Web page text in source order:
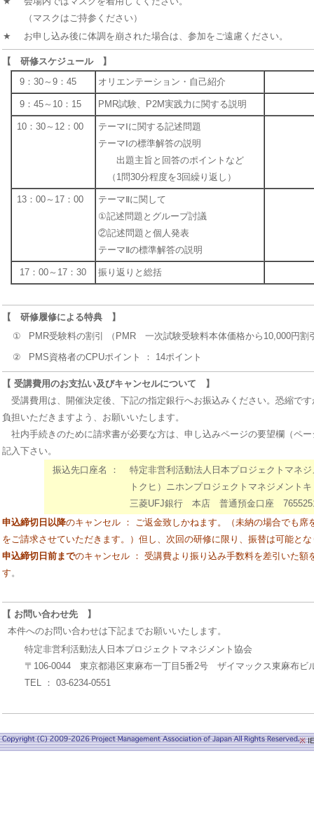
（マスクはご持参ください）
★
お申し込み後に体調を崩された場合は、参加をご遠慮ください。
【 研修スケジュール 】
9：30～9：45
オリエンテーション・自己紹介
9：45～10：15 PMR試験、P2M実践力に関する説明
10：30～12：00
テーマⅠに関する記述問題
テーマⅠの標準解答の説明
出題主旨と回答のポイントなど
（1問30分程度を3回繰り返し）
13：00～17：00
テーマⅡに関して
①記述問題とグループ討議
②記述問題と個人発表
テーマⅡの標準解答の説明
17：00～17：30 振り返りと総括
【 研修履修による特典 】
①
PMR受験料の割引 （PMR 一次試験受験料本体価格から10,000円割
②
PMS資格者のCPUポイント ： 14ポイント
【 受講費用のお支払い及びキャンセルについて 】
受講費用は、開催決定後、下記の指定銀行へお振込みください。恐縮で
負担いただきますよう、お願いいたします。
社内手続きのために請求書が必要な方は、申し込みページの要望欄（ペ
記入下さい。
振込先口座名 ：
特定非営利活動法人日本プロジェクトマネ
トクヒ）ニホンプロジェクトマネジメント
三菱UFJ銀行 本店 普通預金口座
申込締切日以降のキャンセル ： ご返金致しかねます。（未納の場合でも席
をご請求させていただきます。）但し、次回の研修に限り、振替は可能と
申込締切日前までのキャンセル ： 受講費より振り込み手数料を差引いた額
す。
【 お問い合わせ先 】
本件へのお問い合わせは下記までお願いいたします。
特定非営利活動法人日本プロジェクトマネジメント協会
〒106-0044 東京都港区東麻布一丁目5番2号 ザイマックス東麻布ビ
TEL ： 03-6234-0551
※